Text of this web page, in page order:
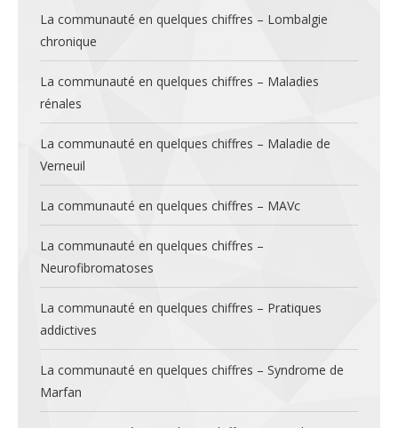
La communauté en quelques chiffres – Lombalgie
chronique
La communauté en quelques chiffres – Maladies
rénales
La communauté en quelques chiffres – Maladie de
Verneuil
La communauté en quelques chiffres – MAVc
La communauté en quelques chiffres –
Neurofibromatoses
La communauté en quelques chiffres – Pratiques
addictives
La communauté en quelques chiffres – Syndrome de
Marfan